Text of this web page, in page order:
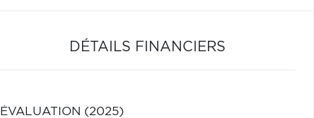
DÉTAILS FINANCIERS
ÉVALUATION (2025)